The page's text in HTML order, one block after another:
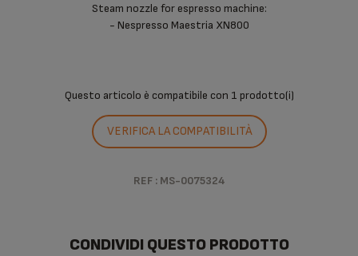
Steam nozzle for espresso machine:
- Nespresso Maestria XN800
Questo articolo è compatibile con 1 prodotto(i)
VERIFICA LA COMPATIBILITÀ
REF : MS-0075324
CONDIVIDI QUESTO PRODOTTO